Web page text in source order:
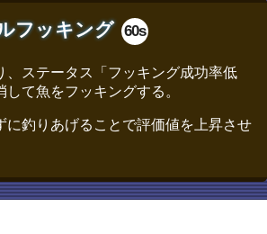
フッキング 60s
、ステータス「フッキング成功率低
て魚をフッキングする。
に釣りあげることで評価値を上昇させ